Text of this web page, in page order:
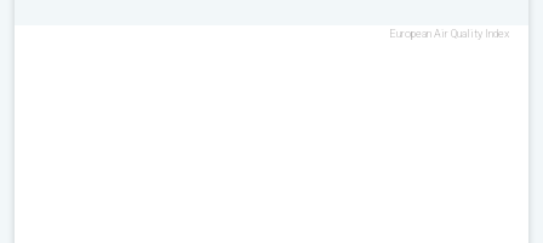
European Air Quality Index